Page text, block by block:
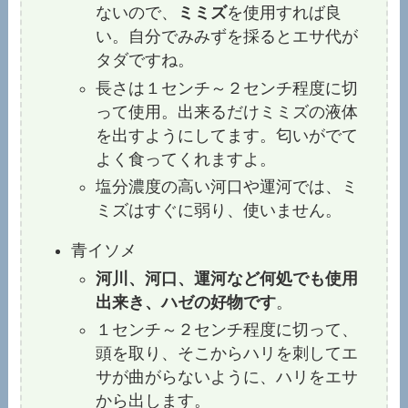
ないので、
ミミズを使用すれば良
い。自分でみみずを採るとエサ代が
タダですね。
長さは１センチ～２センチ程度に切
って使用。出来るだけミミズの液体
を出すようにしてます。匂いがでて
よく食ってくれますよ。
塩分濃度の高い河口や運河では、ミ
ミズはすぐに弱り、使いません。
青イソメ
河川、河口、運河など何処でも使用
出来き、ハゼの好物です。
１センチ～２センチ程度に切って、
頭を取り、そこからハリを刺してエ
サが曲がらないように、ハリをエサ
から出します。